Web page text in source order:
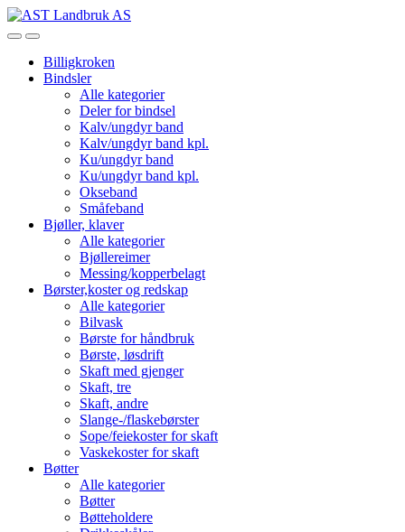
Skip
to
Skip
to
OpenClose
Billigkroken
Bindsler
Alle kategorier
Deler for bindsel
Kalv/ungdyr band
Kalv/ungdyr band kpl.
Ku/ungdyr band
Ku/ungdyr band kpl.
Okseband
Småfeband
Bjøller, klaver
Alle kategorier
Bjøllereimer
Messing/kopperbelagt
Børster,koster og redskap
Alle kategorier
Bilvask
Børste for håndbruk
Børste, løsdrift
Skaft med gjenger
Skaft, tre
Skaft, andre
Slange-/flaskebørster
Sope/feiekoster for skaft
Vaskekoster for skaft
Bøtter
Alle kategorier
Bøtter
Bøtteholdere